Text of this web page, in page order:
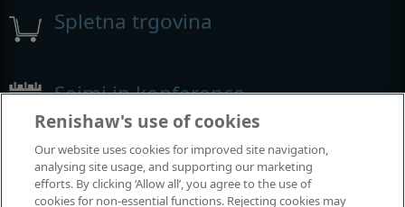
Spletna trgovina
Sejmi in konference
Renishaw's use of cookies
Our website uses cookies for improved site navigation,
analysing site usage, and supporting our marketing
efforts. By clicking ‘Allow all’, you agree to the use of
cookies for non-essential functions. Rejecting cookies may